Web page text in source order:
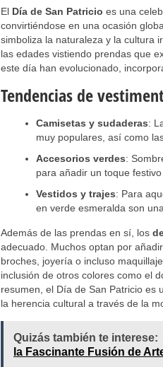
El Día de San Patricio es una
convirtiéndose en una ocasión
simboliza la naturaleza y la cultura
las edades vistiendo prendas que
este día han evolucionado,
Tendencias de
Camisetas y sudaderas:
muy populares, así como
Accesorios verdes:
para añadir un toque
Vestidos y trajes: Para
en verde esmeralda son
Además de las prendas en sí, los
adecuado. Muchos optan por
broches, joyería o incluso
inclusión de otros colores como el
resumen, el Día de San Patricio es
la herencia cultural a través de la
Quizás también te interese:
la Fascinante Fusión de